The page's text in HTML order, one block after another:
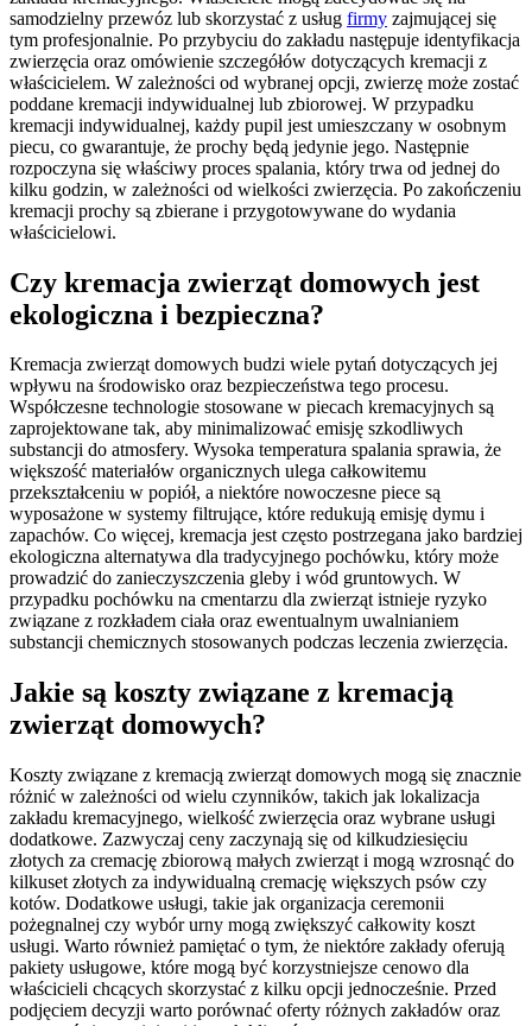
samodzielny przewóz lub skorzystać z usług firmy zajmującej się
tym profesjonalnie. Po przybyciu do zakładu następuje identyfikacja
zwierzęcia oraz omówienie szczegółów dotyczących kremacji z
właścicielem. W zależności od wybranej opcji, zwierzę może zostać
poddane kremacji indywidualnej lub zbiorowej. W przypadku
kremacji indywidualnej, każdy pupil jest umieszczany w osobnym
piecu, co gwarantuje, że prochy będą jedynie jego. Następnie
rozpoczyna się właściwy proces spalania, który trwa od jednej do
kilku godzin, w zależności od wielkości zwierzęcia. Po zakończeniu
kremacji prochy są zbierane i przygotowywane do wydania
właścicielowi.
Czy kremacja zwierząt domowych jest
ekologiczna i bezpieczna?
Kremacja zwierząt domowych budzi wiele pytań dotyczących jej
wpływu na środowisko oraz bezpieczeństwa tego procesu.
Współczesne technologie stosowane w piecach kremacyjnych są
zaprojektowane tak, aby minimalizować emisję szkodliwych
substancji do atmosfery. Wysoka temperatura spalania sprawia, że
większość materiałów organicznych ulega całkowitemu
przekształceniu w popiół, a niektóre nowoczesne piece są
wyposażone w systemy filtrujące, które redukują emisję dymu i
zapachów. Co więcej, kremacja jest często postrzegana jako bardziej
ekologiczna alternatywa dla tradycyjnego pochówku, który może
prowadzić do zanieczyszczenia gleby i wód gruntowych. W
przypadku pochówku na cmentarzu dla zwierząt istnieje ryzyko
związane z rozkładem ciała oraz ewentualnym uwalnianiem
substancji chemicznych stosowanych podczas leczenia zwierzęcia.
Jakie są koszty związane z kremacją
zwierząt domowych?
Koszty związane z kremacją zwierząt domowych mogą się znacznie
różnić w zależności od wielu czynników, takich jak lokalizacja
zakładu kremacyjnego, wielkość zwierzęcia oraz wybrane usługi
dodatkowe. Zazwyczaj ceny zaczynają się od kilkudziesięciu
złotych za cremację zbiorową małych zwierząt i mogą wzrosnąć do
kilkuset złotych za indywidualną cremację większych psów czy
kotów. Dodatkowe usługi, takie jak organizacja ceremonii
pożegnalnej czy wybór urny mogą zwiększyć całkowity koszt
usługi. Warto również pamiętać o tym, że niektóre zakłady oferują
pakiety usługowe, które mogą być korzystniejsze cenowo dla
właścicieli chcących skorzystać z kilku opcji jednocześnie. Przed
podjęciem decyzji warto porównać oferty różnych zakładów oraz